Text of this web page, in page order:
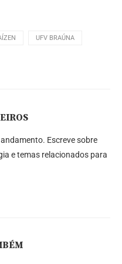
UFV BRAÚNA
Escreve sobre
e temas relacionados para